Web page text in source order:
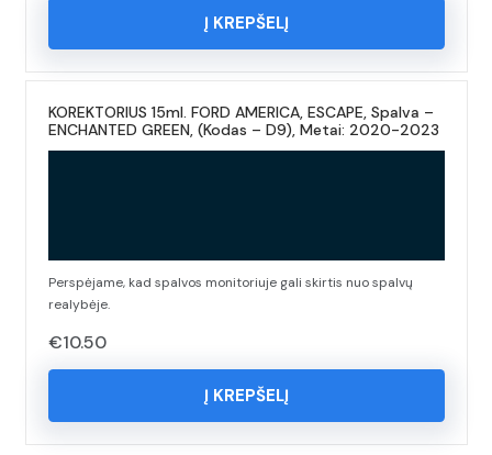
Į KREPŠELĮ
KOREKTORIUS 15ml. FORD AMERICA, ESCAPE, Spalva –
ENCHANTED GREEN, (Kodas – D9), Metai: 2020-2023
Perspėjame, kad spalvos monitoriuje gali skirtis nuo spalvų
realybėje.
€10.50
Į KREPŠELĮ